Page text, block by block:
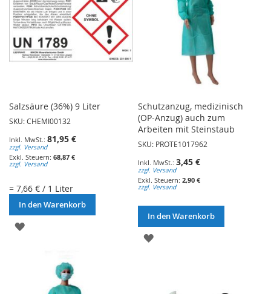
Salzsäure (36%) 9 Liter
SKU: CHEMI00132
81,95 €
zzgl. Versand
68,87 €
zzgl. Versand
= 7,66 € / 1 Liter
In den Warenkorb
ZUR
HINZUFÜGEN
Schutzanzug, medizinisch
(OP-Anzug) auch zum
Arbeiten mit Steinstaub
SKU: PROTE1017962
3,45 €
zzgl. Versand
2,90 €
zzgl. Versand
In den Warenkorb
ZUR